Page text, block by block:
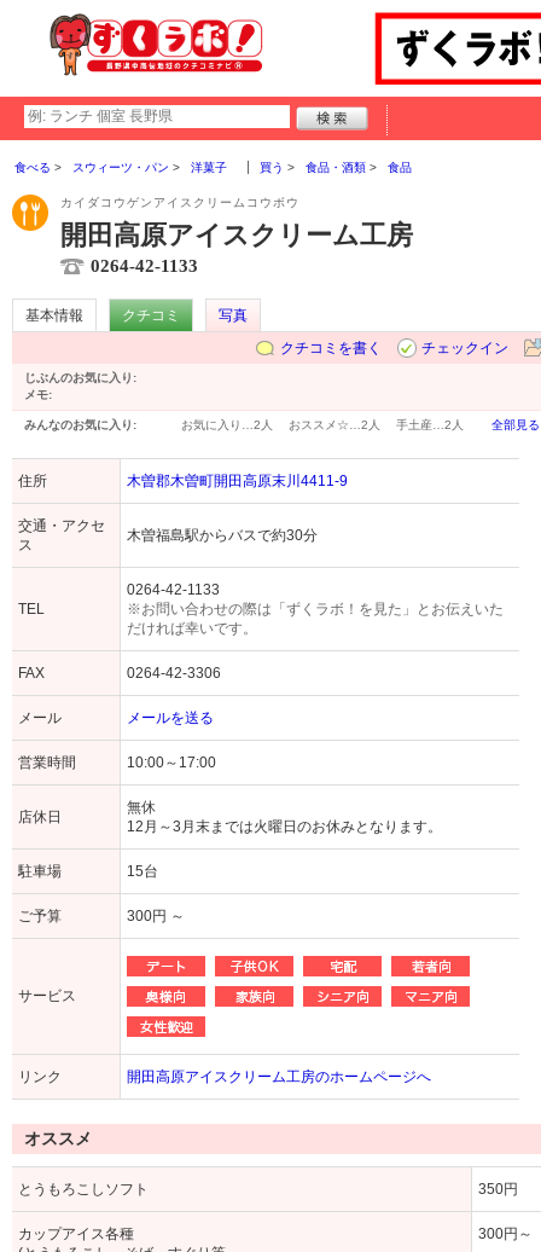
食べる スウィーツ・パン 洋菓子 買う 食品・酒類 食品
カイダコウゲンアイスクリームコウボウ
開田高原アイスクリーム工房
0264-42-1133
基本情報 クチコミ
写真
クチコミを書く
チェックイン
じぶんのお気に入り:
メモ:
みんなのお気に入り: お気に入り… 2人 おススメ☆… 2人 手土産… 2人 全部見る
住所 木曽郡木曽町開田高原末川4411-9
交通・アクセ
ス
木曽福島駅からバスで約30分
TEL
0264-42-1133
※お問い合わせの際は「ずくラボ！を見た」とお伝えいた
だければ幸いです。
FAX 0264-42-3306
メール メールを送る
営業時間 10:00～17:00
店休日
無休
12月～3月末までは火曜日のお休みとなります。
駐車場 15台
ご予算 300円 ～
サービス
リンク 開田高原アイスクリーム工房のホームページへ
オススメ
とうもろこしソフト 350円
カップアイス各種
300円～